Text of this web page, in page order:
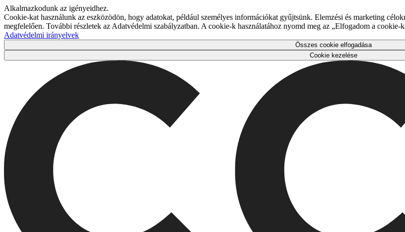
Alkalmazkodunk az igényeidhez.
Cookie-kat használunk az eszközödön, hogy adatokat, például személyes információkat gyűjtsünk. Elemzési és marketing
megfelelően. További részletek az Adatvédelmi szabályzatban. A cookie-k használatához nyomd meg az „Elfogadom a cookie-
Adatvédelmi irányelvek
Összes cookie elfogadása
Cookie kezelése